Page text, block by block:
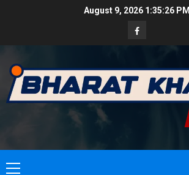
August 9, 2026 1:35:27 PM
Facebook
Primary